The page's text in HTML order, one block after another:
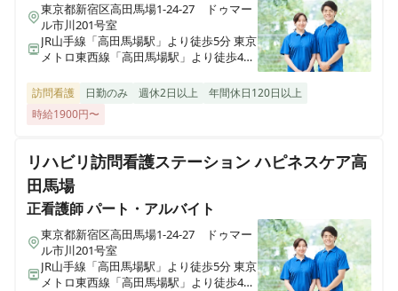
株式会社アンビスホールディングス 本社
東京都中央区京橋一丁目6-1 三井住友海上テプコビル 7階
医療施設型ホスピス 医心館瑞江
東京都江戸川区南篠崎町4丁目17番1号
ホスピス西城Ⅰ・Ⅱ
岩手県一関市八幡町2-43 （社団医療法人西城病院）
医療施設型ホスピス 医心館小田原
神奈川県小田原市成田501-3
東京都新宿区高田馬場1-24-27 ドゥマー
ル市川201号室
JR山手線「高田馬場駅」より徒歩5分 東京
メトロ東西線「高田馬場駅」より徒歩4分
徒歩9分
訪問看護 日勤のみ 週休2日以上
年間休日120日以上
時給1900円〜
リハビリ訪問看護ステーション ハピネスケア高
田馬場
正看護師パート・アルバイト
東京都新宿区高田馬場1-24-27 ドゥマー
ル市川201号室
JR山手線「高田馬場駅」より徒歩5分 東京
メトロ東西線「高田馬場駅」より徒歩4分